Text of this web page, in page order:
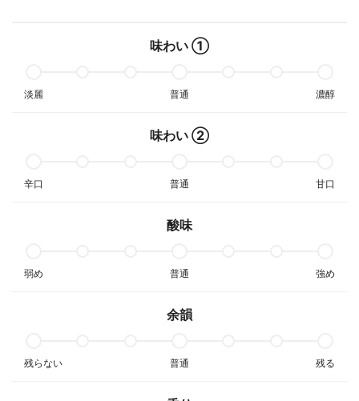
味わい ①
淡麗 普通 濃醇
味わい ②
辛口 普通 甘口
酸味
弱め 普通 強め
余韻
残らない 普通 残る